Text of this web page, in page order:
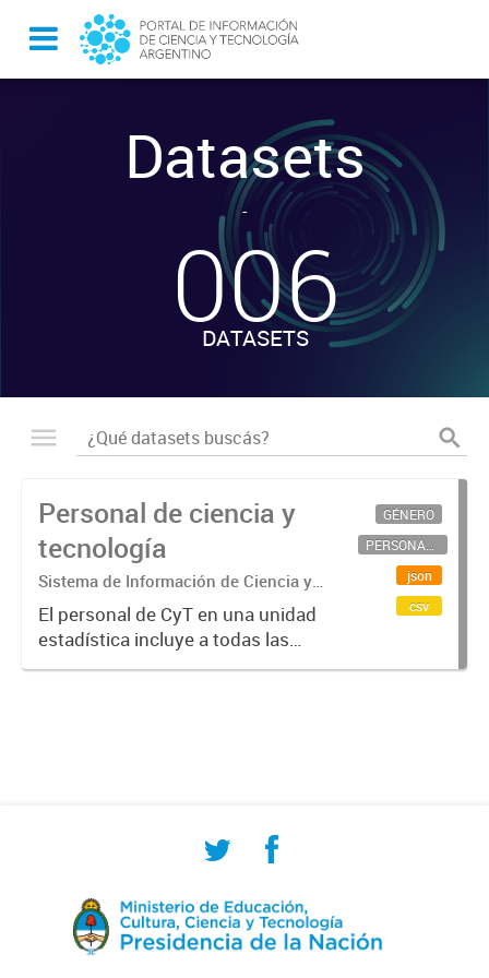
Datasets
-
006
DATASETS
Personal de ciencia y
tecnología
Sistema de Información de Ciencia y
Tecnología Argentino (SICYTAR)
El personal de CyT en una unidad
estadística incluye a todas las
personas involucradas
GÉNERO
PERSONAL CIENTÍFICO-TECNOLÓGICO
json
csv